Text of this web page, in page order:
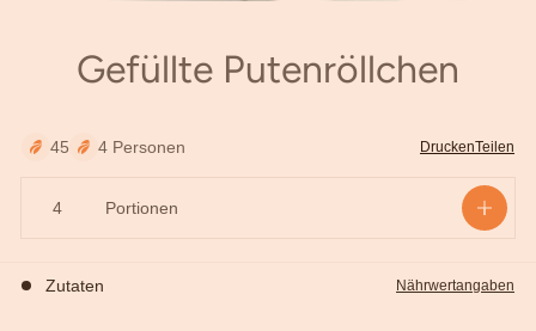
Gefüllte Putenröllchen
45 4 Personen DruckenTeilen
Portionen
Zutaten Nährwertangaben